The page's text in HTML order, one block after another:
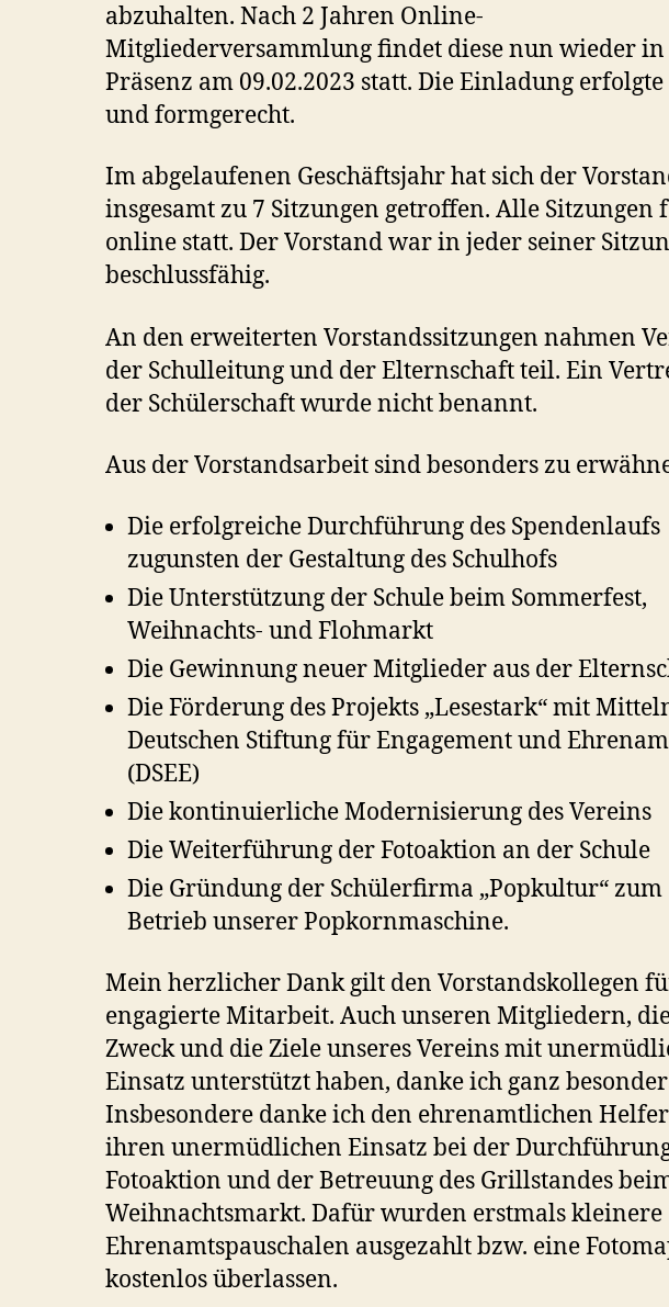
abzuhalten. Nach 2 Jahren Online-
Mitgliederversammlung findet diese nun wieder in
Präsenz am 09.02.2023 statt. Die Einladung
und formgerecht.
Im abgelaufenen Geschäftsjahr hat sich der
insgesamt zu 7 Sitzungen getroffen. Alle Sitzungen
online statt. Der Vorstand war in jeder seiner
beschlussfähig.
An den erweiterten Vorstandssitzungen nahmen
der Schulleitung und der Elternschaft teil. Ein
der Schülerschaft wurde nicht benannt.
Aus der Vorstandsarbeit sind besonders zu
Die erfolgreiche Durchführung des Spendenlaufs
zugunsten der Gestaltung des Schulhofs
Die Unterstützung der Schule beim Sommerfest,
Weihnachts- und Flohmarkt
Die Gewinnung neuer Mitglieder aus der
Die Förderung des Projekts „Lesestark“ mit
Deutschen Stiftung für Engagement und
(DSEE)
Die kontinuierliche Modernisierung des Vereins
Die Weiterführung der Fotoaktion an der Schule
Die Gründung der Schülerfirma „Popkultur“ zum
Betrieb unserer Popkornmaschine.
Mein herzlicher Dank gilt den Vorstandskollegen
engagierte Mitarbeit. Auch unseren Mitgliedern,
Zweck und die Ziele unseres Vereins mit
Einsatz unterstützt haben, danke ich ganz
Insbesondere danke ich den ehrenamtlichen
ihren unermüdlichen Einsatz bei der
Fotoaktion und der Betreuung des Grillstandes
Weihnachtsmarkt. Dafür wurden erstmals kleinere
Ehrenamtspauschalen ausgezahlt bzw. eine
kostenlos überlassen.